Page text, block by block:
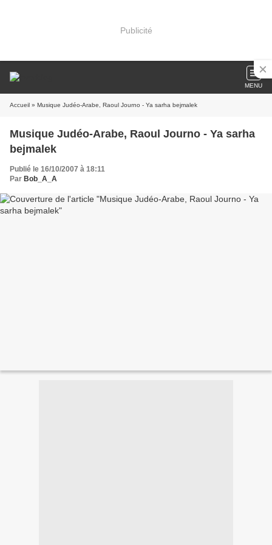
Publicité
MENU
Accueil » Musique Judéo-Arabe, Raoul Journo - Ya sarha bejmalek
Musique Judéo-Arabe, Raoul Journo - Ya sarha
bejmalek
Publié le 16/10/2007 à 18:11
Par Bob_A_A